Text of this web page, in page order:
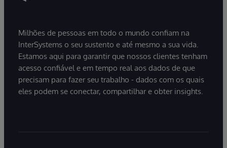
Milhões de pessoas em todo o mundo confiam na
InterSystems o seu sustento e até mesmo a sua vida.
Estamos aqui para garantir que nossos clientes tenham
acesso confiável e em tempo real aos dados de que
precisam para fazer seu trabalho - dados com os quais
eles podem se conectar, compartilhar e obter insights.